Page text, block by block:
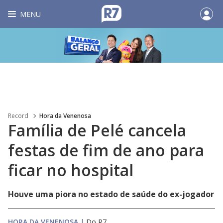
MENU
Record Hora da Venenosa
Família de Pelé cancela
festas de fim de ano para
ficar no hospital
Houve uma piora no estado de saúde do ex-jogador